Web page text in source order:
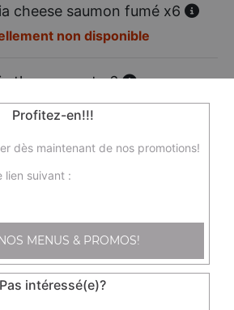
cheese saumon fumé x6
non disponible
thon avocat x6
non disponible
rouge x8
6.00€
Profitez-en!!!
dès maintenant de nos promotions!
lien suivant :
MENUS & PROMOS!
Pas intéressé(e)?